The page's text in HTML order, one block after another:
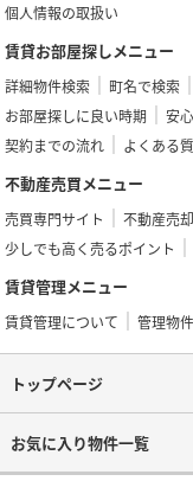
個人情報の取扱い
賃貸お部屋探しメニュー
詳細物件検索 町名で検索
お部屋探しに良い時期
安
契約までの流れ
よくある
不動産売買メニュー
売買専門サイト 不動産売
少しでも高く売るポイント
賃貸管理メニュー
賃貸管理について 管理物
トップページ
お気に入り物件一覧